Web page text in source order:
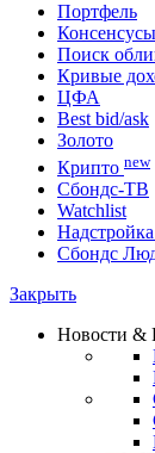
Портфель
Консенсусы
Поиск
Кривые
ЦФА
Best bid/ask
Золото
Крипто new
Сбондс-ТВ
Watchlist
Сбондс
Закрыть
Новости &